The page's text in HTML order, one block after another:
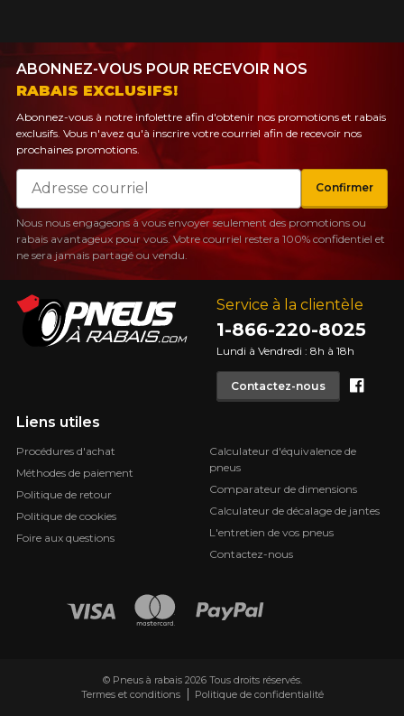
Service à la clientèle
1-866-220-8025
Lundi à Vendredi : 8h à 18h
Contactez-nous
Liens utiles
Procédures d'achat
Méthodes de paiement
Politique de retour
Politique de cookies
Foire aux questions
Calculateur d'équivalence de
pneus
Comparateur de dimensions
Calculateur de décalage de jantes
L'entretien de vos pneus
Contactez-nous
ABONNEZ-VOUS POUR RECEVOIR NOS
RABAIS EXCLUSIFS!
Abonnez-vous à notre infolettre afin d'obtenir nos promotions et rabais
exclusifs. Vous n'avez qu'à inscrire votre courriel afin de recevoir nos
prochaines promotions.
Courriel
Confirmer
Nous nous engageons à vous envoyer seulement des promotions ou
rabais avantageux pour vous. Votre courriel restera 100% confidentiel et
ne sera jamais partagé ou vendu.
© Pneus à rabais 2026 Tous droits réservés.
Termes et conditions
Politique de confidentialité